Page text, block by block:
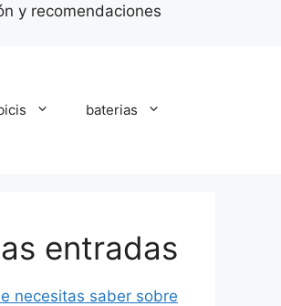
y recomendaciones
baterias
entradas
necesitas saber sobre